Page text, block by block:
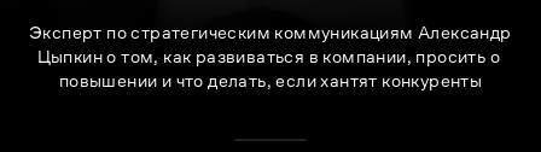
Эксперт по стратегическим коммуникациям Александр
Цыпкин о том, как развиваться в компании, просить о
повышении и что делать, если хантят конкуренты